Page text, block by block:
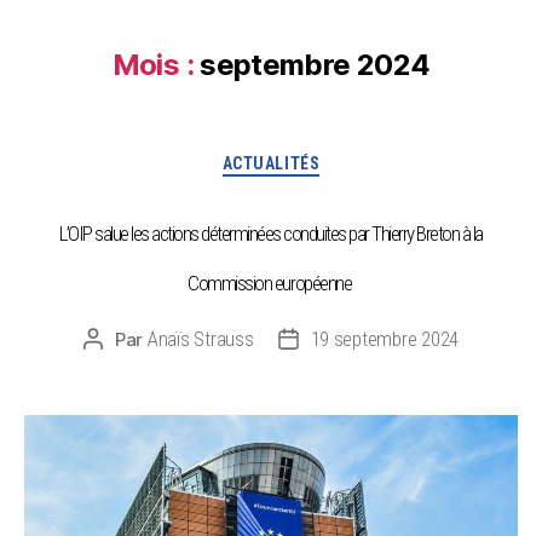
Mois :septembre 2024
ACTUALITÉS
L’OIP salue les actions déterminées conduites par Thierry Breton à la
Commission européenne
Par Anaïs Strauss 19 septembre 2024